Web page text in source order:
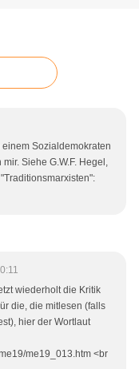
Sozialdemokraten
Siehe G.W.F. Hegel,
wiederholt die Kritik
die, die mitlesen (falls
hier der Wortlaut
me19_013.htm <br